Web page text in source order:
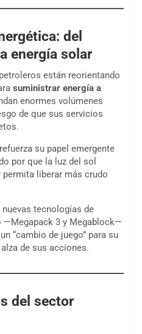
del
energía solar
están reorientando
suministrar energía a
enormes volúmenes
de que sus servicios
refuerza su papel emergente
por que la luz del sol
liberar más crudo
tecnologías de
—Megapack 3 y Megablock—
“cambio de juego” para su
de sus acciones.
del sector